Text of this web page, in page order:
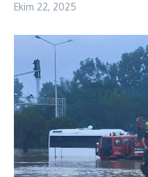
Ekim 22, 2025